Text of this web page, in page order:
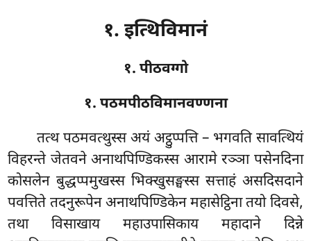
१. इत्थिविमानं
१. पीठवग्गो
१. पठमपीठविमानवण्णना
तत्थपठमवत्थुस्स अयं अट्ठुप्पत्ति – भगवति सावत्थियं
विहरन्ते जेतवने अनाथपिण्डिकस्स आरामे रञ्ञा पसेनदिना
कोसलेन बुद्धप्पमुखस्स भिक्खुसङ्घस्स सत्ताहं असदिसदाने
पवत्तिते तदनुरूपेन अनाथपिण्डिकेन महासेट्ठिना तयो दिवसे,
तथा विसाखाय महाउपासिकाय महादाने दिन्ने